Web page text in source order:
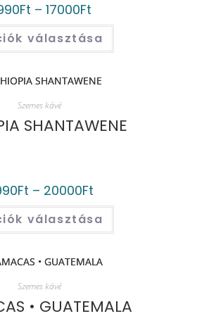
Ft – 17000Ft
választása
Szemes kávé
SHANTAWENE
Ft – 20000Ft
választása
Szemes kávé
• GUATEMALA